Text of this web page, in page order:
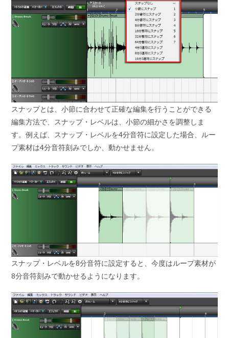
スナップとは、小節に合わせて正確な編集を行うことができる
編集方法で、スナップ・レベルは、小節の細かさを調整しま
す。例えば、スナップ・レベルを4分音符に設定した場合、ルー
プ素材は4分音符刻みでしか、動かせません。
スナップ・レベルを8分音符に設定すると、今度はループ素材が
8分音符刻みで動かせるようになります。